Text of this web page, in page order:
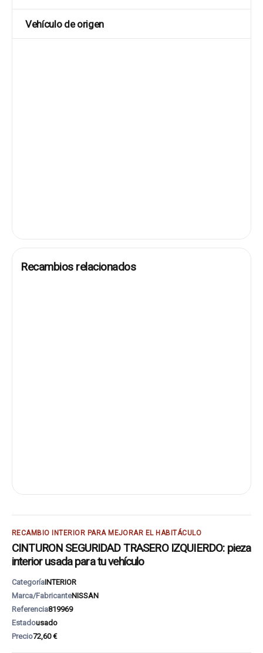
Vehículo de origen
Recambios relacionados
RECAMBIO INTERIOR PARA MEJORAR EL HABITÁCULO
CINTURON SEGURIDAD TRASERO IZQUIERDO: pieza
interior usada para tu vehículo
CategoríaINTERIOR
Marca/FabricanteNISSAN
Referencia819969
Estadousado
Precio72,60 €